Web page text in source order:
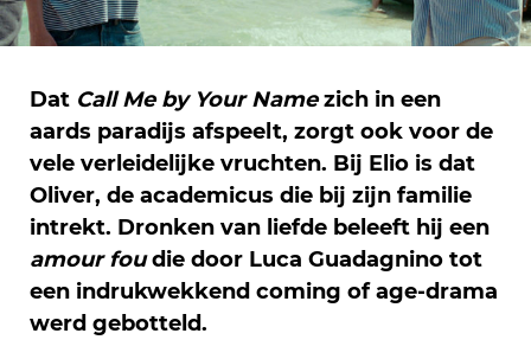
Dat Call Me by Your Namezich in een
aards paradijs afspeelt, zorgt ook voor de
vele verleidelijke vruchten. Bij Elio is dat
Oliver, de academicus die bij zijn familie
intrekt. Dronken van liefde beleeft hij een
amour foudie door Luca Guadagnino tot
een indrukwekkend coming of age-drama
werd gebotteld.